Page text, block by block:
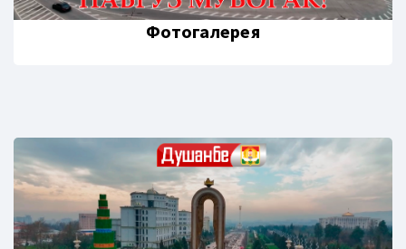
Фотогалерея